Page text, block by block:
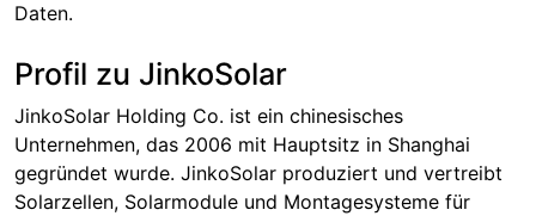
Daten.
Profil zu JinkoSolar
JinkoSolar Holding Co. ist ein chinesisches
Unternehmen, das 2006 mit Hauptsitz in Shanghai
gegründet wurde. JinkoSolar produziert und vertreibt
Solarzellen, Solarmodule und Montagesysteme für